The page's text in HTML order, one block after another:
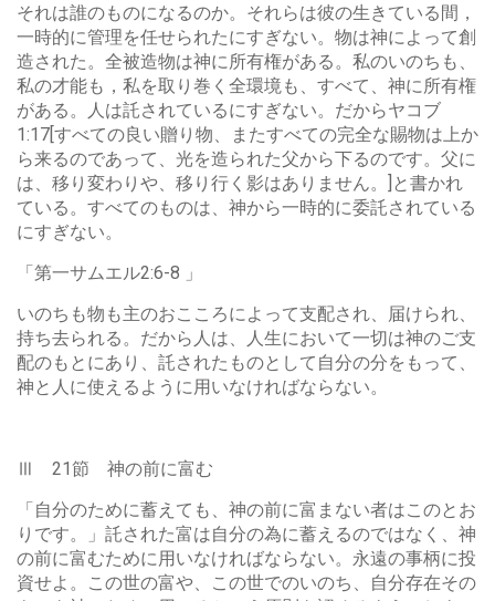
それは誰のものになるのか。それらは彼の生きている間，
一時的に管理を任せられたにすぎない。物は神によって創
造された。全被造物は神に所有権がある。私のいのちも、
私の才能も，私を取り巻く全環境も、すべて、神に所有権
がある。人は託されているにすぎない。だからヤコブ
1:17[すべての良い贈り物、またすべての完全な賜物は上か
ら来るのであって、光を造られた父から下るのです。父に
は、移り変わりや、移り行く影はありません。]と書かれ
ている。すべてのものは、神から一時的に委託されている
にすぎない。
「第一サムエル2:6-8 」
いのちも物も主のおこころによって支配され、届けられ、
持ち去られる。だから人は、人生において一切は神のご支
配のもとにあり、託されたものとして自分の分をもって、
神と人に使えるように用いなければならない。
Ⅲ 21節 神の前に富む
「自分のために蓄えても、神の前に富まない者はこのとお
りです。」託された富は自分の為に蓄えるのではなく、神
の前に富むために用いなければならない。永遠の事柄に投
資せよ。この世の富や、この世でのいのち、自分存在その